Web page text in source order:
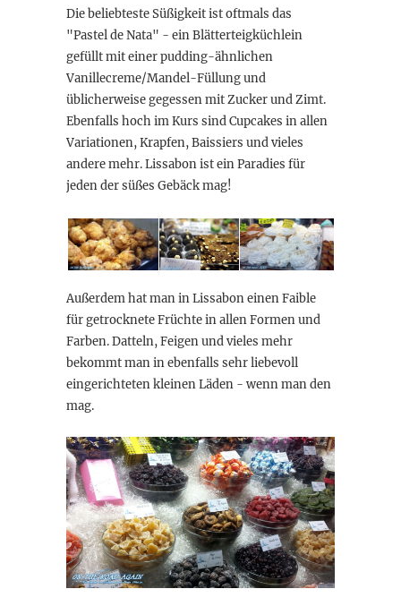
Die beliebteste Süßigkeit ist oftmals das
"Pastel de Nata" - ein Blätterteigküchlein
gefüllt mit einer pudding-ähnlichen
Vanillecreme/Mandel-Füllung und
üblicherweise gegessen mit Zucker und Zimt.
Ebenfalls hoch im Kurs sind Cupcakes in allen
Variationen, Krapfen, Baissiers und vieles
andere mehr. Lissabon ist ein Paradies für
jeden der süßes Gebäck mag!
Außerdem hat man in Lissabon einen Faible
für getrocknete Früchte in allen Formen und
Farben. Datteln, Feigen und vieles mehr
bekommt man in ebenfalls sehr liebevoll
eingerichteten kleinen Läden - wenn man den
mag.